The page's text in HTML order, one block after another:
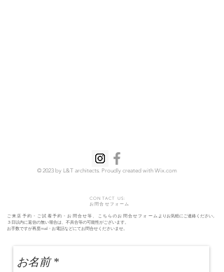
© 2023 by L&T architects. Proudly created with Wix.com
CONTACT US:
お問合せフォーム
ご来店予約・ご試着予約・お問合せ等、こちらのお問合せフォーム よりお気軽にご連絡ください。
​３日以内に返信の無い場合は、不具合等の可能性がございます。
お手数ですが再度mail・お電話などにてお問合せくださいませ。